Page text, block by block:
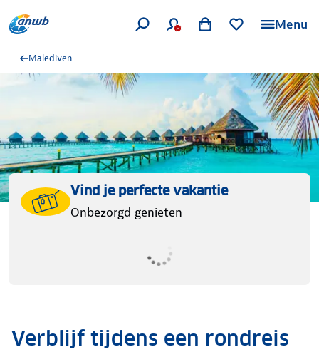
Menu
Malediven
Vind je perfecte vakantie
Onbezorgd genieten
Verblijf tijdens een rondreis